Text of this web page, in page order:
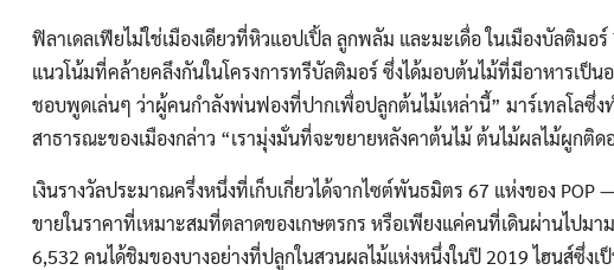
ฟิลาเดลเฟียไม่ใช่เมืองเดียวที่หิวแอปเปิ้ล ลูกพลัม และมะเดื่อ ในเมืองบัลติมอ
แนวโน้มที่คล้ายคลึงกันในโครงการทรีบัลติมอร์ ซึ่งได้มอบต้นไม้ที่มีอาหารเ
ชอบพูดเล่นๆ ว่าผู้คนกำลังพ่นฟองที่ปากเพื่อปลูกต้นไม้เหล่านี้” มาร์เทลโลซึ่
สาธารณะของเมืองกล่าว “เรามุ่งมั่นที่จะขยายหลังคาต้นไม้ ต้นไม้ผลไม้ผูกติด
เงินรางวัลประมาณครึ่งหนึ่งที่เก็บเกี่ยวได้จากไซต์พันธมิตร 67 แห่งของ
ขายในราคาที่เหมาะสมที่ตลาดของเกษตรกร หรือเพียงแค่คนที่เดินผ่านไปม
6,532 คนได้ชิมของบางอย่างที่ปลูกในสวนผลไม้แห่งหนึ่งในปี 2019 ไฮนส์ซึ่งเ